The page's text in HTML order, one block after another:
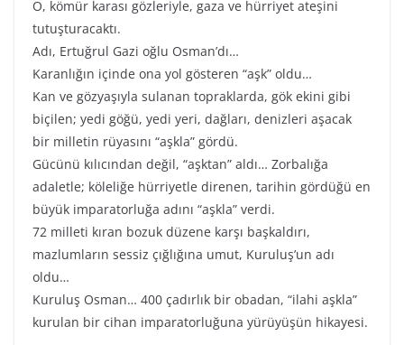
O, kömür karası gözleriyle, gaza ve hürriyet ateşini
tutuşturacaktı.
Adı, Ertuğrul Gazi oğlu Osman’dı…
Karanlığın içinde ona yol gösteren “aşk” oldu…
Kan ve gözyaşıyla sulanan topraklarda, gök ekini gibi
biçilen; yedi göğü, yedi yeri, dağları, denizleri aşacak
bir milletin rüyasını “aşkla” gördü.
Gücünü kılıcından değil, “aşktan” aldı… Zorbalığa
adaletle; köleliğe hürriyetle direnen, tarihin gördüğü en
büyük imparatorluğa adını “aşkla” verdi.
72 milleti kıran bozuk düzene karşı başkaldırı,
mazlumların sessiz çığlığına umut, Kuruluş’un adı
oldu…
Kuruluş Osman… 400 çadırlık bir obadan, “ilahi aşkla”
kurulan bir cihan imparatorluğuna yürüyüşün hikayesi.